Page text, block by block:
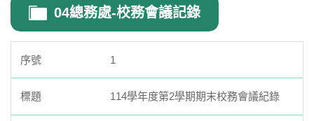
04總務處-校務會議記錄
1
114學年度第2學期期末校務會議紀錄